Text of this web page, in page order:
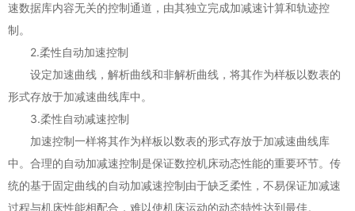
速数据库内容无关的控制通道，由其独立完成加减速计算和轨迹控
制。
2.柔性自动加速控制
设定加速曲线，解析曲线和非解析曲线，将其作为样板以数表的
形式存放于加减速曲线库中。
3.柔性自动减速控制
加速控制一样将其作为样板以数表的形式存放于加减速曲线库
中。合理的自动加减速控制是保证数控机床动态性能的重要环节。传
统的基于固定曲线的自动加减速控制由于缺乏柔性，不易保证加减速
过程与机床性能相配合，难以使机床运动的动态特性达到最佳。